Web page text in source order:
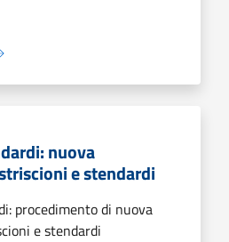
nuova
e stendardi
procedimento di nuova
e stendardi